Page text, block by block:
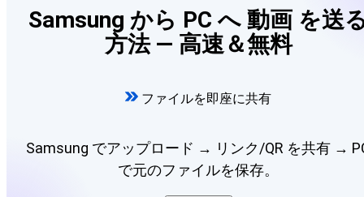
Samsung から PC へ 動画 を送
方法 — 高速＆無料
ファイルを即座に共有
Samsung でアップロード → リンク/QR を共有 →
で元のファイルを保存。